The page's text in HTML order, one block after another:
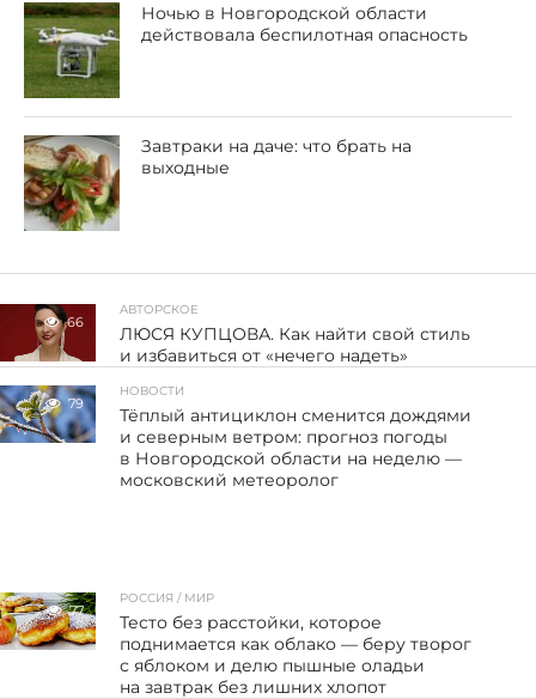
Ночью в Новгородской области
действовала беспилотная опасность
Завтраки на даче: что брать на
выходные
66
АВТОРСКОЕ
ЛЮСЯ КУПЦОВА. Как найти свой стиль
и избавиться от «нечего надеть»
79
НОВОСТИ
Тёплый антициклон сменится дождями
и северным ветром: прогноз погоды
в Новгородской области на неделю —
московский метеоролог
77
РОССИЯ / МИР
Тесто без расстойки, которое
поднимается как облако — беру творог
с яблоком и делю пышные оладьи
на завтрак без лишних хлопот